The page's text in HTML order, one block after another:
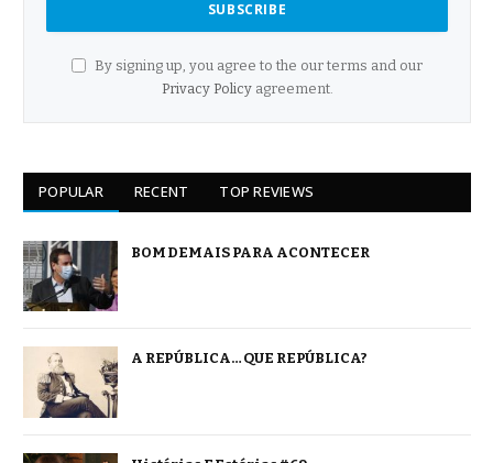
By signing up, you agree to the our terms and our
Privacy Policyagreement.
POPULAR RECENT TOP REVIEWS
BOM DEMAIS PARA ACONTECER
A REPÚBLICA… QUE REPÚBLICA?